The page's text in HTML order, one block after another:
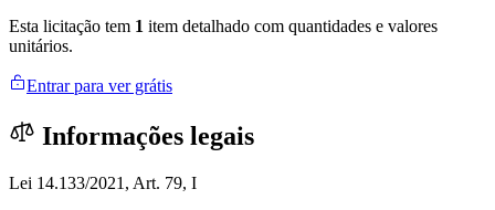
Esta licitação tem 1 item detalhado com quantidades e valores
unitários.
Entrar para ver grátis
Informações legais
Lei 14.133/2021, Art. 79, I